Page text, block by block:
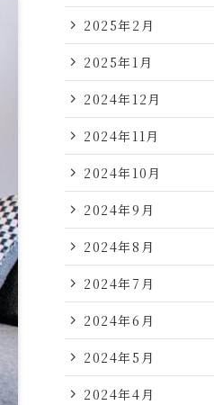
2025年2月
2025年1月
2024年12月
2024年11月
2024年10月
2024年9月
2024年8月
2024年7月
2024年6月
2024年5月
2024年4月